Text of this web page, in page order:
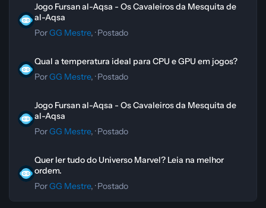
Jogo Fursan al-Aqsa - Os Cavaleiros da Mesquita de
al-Aqsa
PorGG Mestre, ·Postado
Qual a temperatura ideal para CPU e GPU em jogos?
PorGG Mestre, ·Postado
Jogo Fursan al-Aqsa - Os Cavaleiros da Mesquita de
al-Aqsa
PorGG Mestre, ·Postado
Quer ler tudo do Universo Marvel? Leia na melhor
ordem.
PorGG Mestre, ·Postado